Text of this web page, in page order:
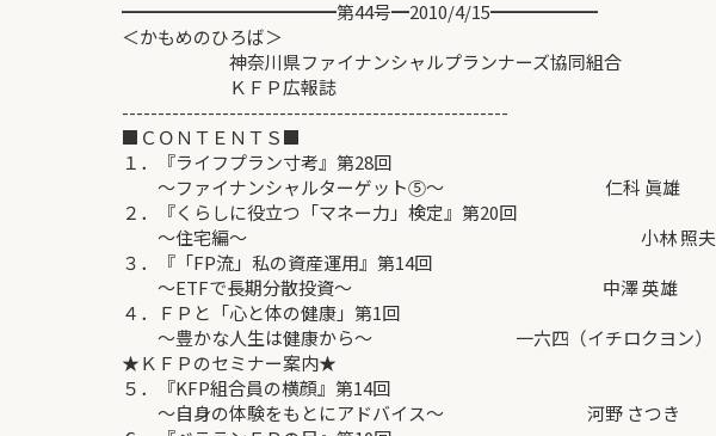
━━━━━━━━━━━━第44号━2010/4/15━━━━━━
＜かもめのひろば＞
神奈川県ファイナンシャルプランナーズ協同組合
ＫＦＰ広報誌
------------------------------------------------------
■ＣＯＮＴＥＮＴＳ■
１．『ライフプラン寸考』第28回
～ファイナンシャルターゲット⑤～ 仁科 眞雄
２．『くらしに役立つ「マネー力」検定』第20回
～住宅編～ 小林 照夫
３．『「FP流」私の資産運用』第14回
～ETFで長期分散投資～ 中澤 英雄
４．ＦＰと「心と体の健康」第1回
～豊かな人生は健康から～ 一六四（イチロクヨン）
★ＫＦＰのセミナー案内★
５．『KFP組合員の横顔』第14回
～自身の体験をもとにアドバイス～ 河野 さつき